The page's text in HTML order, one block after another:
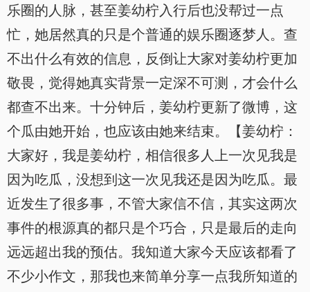
乐圈的人脉，甚至姜幼柠入行后也没帮过一点
忙，她居然真的只是个普通的娱乐圈逐梦人。查
不出什么有效的信息，反倒让大家对姜幼柠更加
敬畏，觉得她真实背景一定深不可测，才会什么
都查不出来。十分钟后，姜幼柠更新了微博，这
个瓜由她开始，也应该由她来结束。【姜幼柠：
大家好，我是姜幼柠，相信很多人上一次见我是
因为吃瓜，没想到这一次见我还是因为吃瓜。最
近发生了很多事，不管大家信不信，其实这两次
事件的根源真的都只是个巧合，只是最后的走向
远远超出我的预估。我知道大家今天应该都看了
不少小作文，那我也来简单分享一点我所知道的